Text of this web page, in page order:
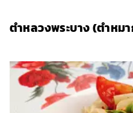
ตำหลวงพระบาง (ตำหม